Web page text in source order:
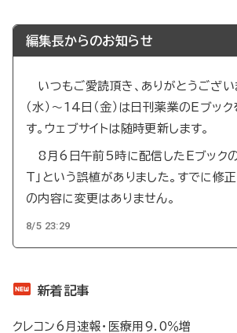
編集長からのお知らせ
いつもご愛読頂き、ありがとうござい
（水）～14日（金）は日刊薬業のEブッ
す。ウェブサイトは随時更新します。
8月6日午前5時に配信したEブック
T」という誤植がありました。すでに修
の内容に変更はありません。
8/5 23:29
新着記事
クレコン6月速報・医療用9.0％増